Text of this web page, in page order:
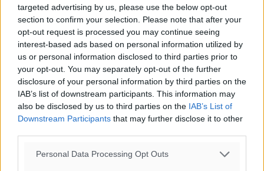
targeted advertising by us, please use the below opt-out
section to confirm your selection. Please note that after your
opt-out request is processed you may continue seeing
interest-based ads based on personal information utilized by
us or personal information disclosed to third parties prior to
your opt-out. You may separately opt-out of the further
disclosure of your personal information by third parties on the
IAB’s list of downstream participants. This information may
also be disclosed by us to third parties on the IAB’s List of
Downstream Participants that may further disclose it to other
Personal Data Processing Opt Outs
Στο Google News πατήστε ★ Ακολουθήστε
0